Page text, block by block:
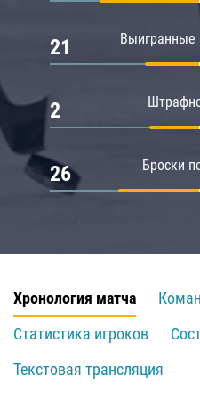
Выигранные
21
2
Броски
26
Хронология матча
Статистика игроков
Текстовая трансляция